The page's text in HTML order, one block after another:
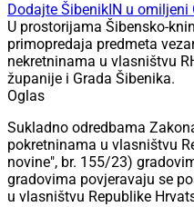
Dodajte ŠibenikIN u omiljeni
U prostorijama Šibensko-
primopredaja predmeta
nekretninama u vlasništvu
županije i Grada Šibenika.
Oglas
Sukladno odredbama
pokretninama u vlasništvu
novine", br. 155/23)
gradovima povjeravaju se
u vlasništvu Republike